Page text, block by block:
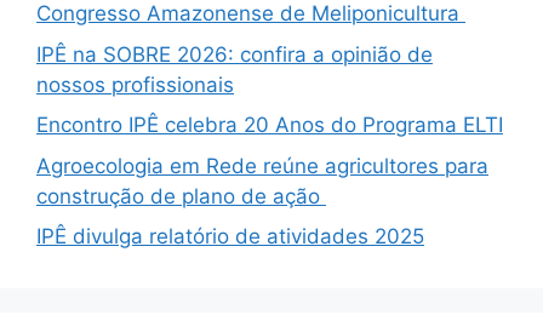
Congresso Amazonense de Meliponicultura
IPÊ na SOBRE 2026: confira a opinião de
nossos profissionais
Encontro IPÊ celebra 20 Anos do Programa ELTI
Agroecologia em Rede reúne agricultores para
construção de plano de ação
IPÊ divulga relatório de atividades 2025